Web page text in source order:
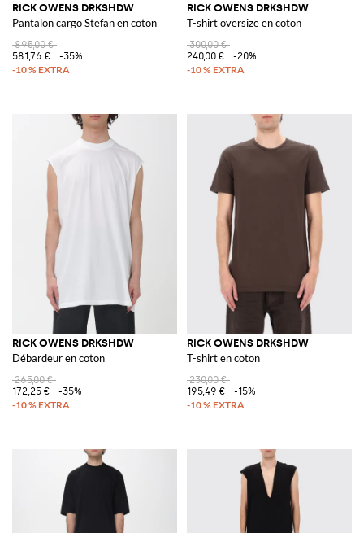
RICK OWENS DRKSHDW
Pantalon cargo Stefan en coton
895,00 €
581,76 €
-35%
RICK OWENS DRKSHDW
T-shirt oversize en coton
300,00 €
240,00 €
-20%
RICK OWENS DRKSHDW
Débardeur en coton
265,00 €
172,25 €
-35%
RICK OWENS DRKSHDW
T-shirt en coton
230,00 €
195,49 €
-15%